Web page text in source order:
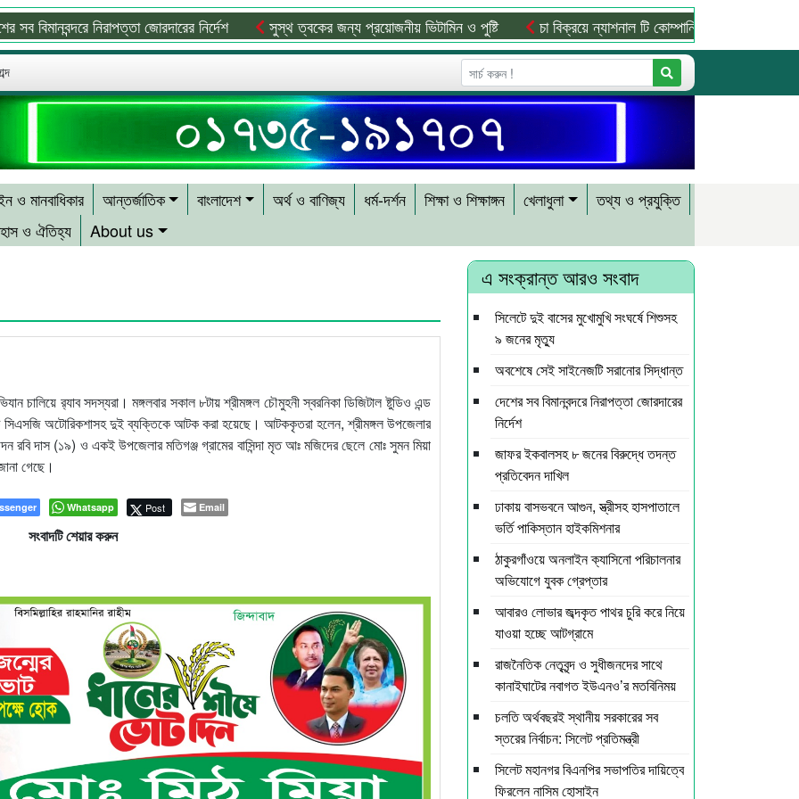
বিমানবন্দরে নিরাপত্তা জোরদারের নির্দেশ সুস্থ ত্বকের জন্য প্রয়োজনীয় ভিটামিন ও পুষ্টি চা বিক্রয়ে ন্যাশনাল টি কোম্পানির নতুন ইতিহাস
ও মানবাধিকার আন্তর্জাতিক বাংলাদেশ অর্থ ও বাণিজ্য ধর্ম-দর্শন শিক্ষা ও শিক্ষাঙ্গন খেলাধুলা
তথ্য ও প্রযুক্তি
ও ঐতিহ্য About us
চালিয়ে র‌্যাব সদস্যরা। মঙ্গলবার সকাল ৮টায় শ্রীমঙ্গল চৌমুহনী স্বরনিকা ডিজিটাল ষ্টুডিও এন্ড
সিএসজি অটোরিকশাসহ দুই ব্যক্তিকে আটক করা হয়েছে। আটককৃতরা হলেন, শ্রীমঙ্গল উপজেলার
রবি দাস (১৯) ও একই উপজেলার মতিগঞ্জ গ্রামের বাসিন্দা মৃত আঃ মজিদের ছেলে মোঃ সুমন মিয়া
গেছে।
Whatsapp Post Email
সংবাদটি শেয়ার করুন
এ সংক্রান্ত আরও সংবাদ
সিলেটে দুই বাসের মুখোমুখি সংঘর্ষে শিশুসহ
৯ জনের মৃত্যু
অবশেষে সেই সাইনেজটি সরানোর সিদ্ধান্ত
দেশের সব বিমানবন্দরে নিরাপত্তা জোরদারের
নির্দেশ
জাফর ইকবালসহ ৮ জনের বিরুদ্ধে তদন্ত
প্রতিবেদন দাখিল
ঢাকায় বাসভবনে আগুন, স্ত্রীসহ হাসপাতালে
ভর্তি পাকিস্তান হাইকমিশনার
ঠাকুরগাঁওয়ে অনলাইন ক্যাসিনো পরিচালনার
অভিযোগে যুবক গ্রেপ্তার
আবারও লোভার জব্দকৃত পাথর চুরি করে নিয়ে
যাওয়া হচ্ছে আটগ্রামে
রাজনৈতিক নেতৃবৃন্দ ও সুধীজনদের সাথে
কানাইঘাটের নবাগত ইউএনও’র মতবিনিময়
চলতি অর্থবছরই স্থানীয় সরকারের সব
স্তরের নির্বাচন: সিলেট প্রতিমন্ত্রী
সিলেট মহানগর বিএনপির সভাপতির দায়িত্বে
ফিরলেন নাসিম হোসাইন